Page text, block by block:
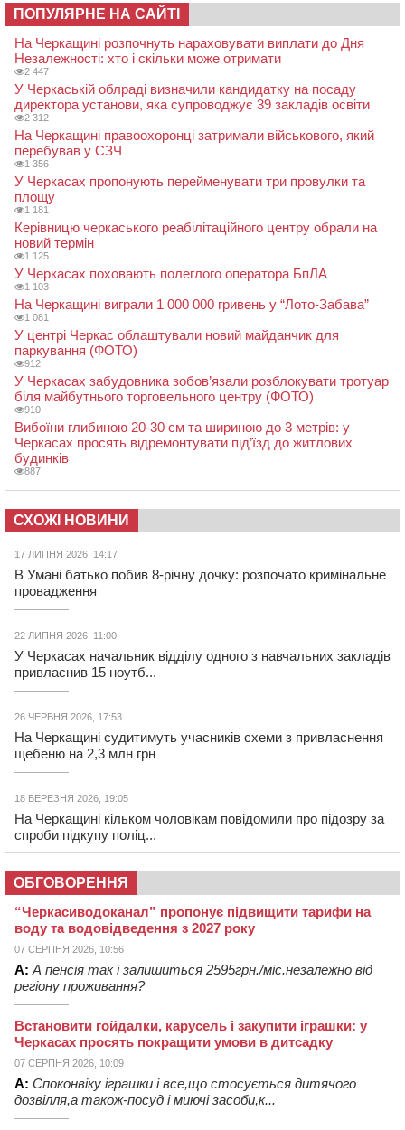
ПОПУЛЯРНЕ НА САЙТІ
На Черкащині розпочнуть нараховувати виплати до Дня
Незалежності: хто і скільки може отримати
2 447
У Черкаській облраді визначили кандидатку на посаду
директора установи, яка супроводжує 39 закладів освіти
2 312
На Черкащині правоохоронці затримали військового, який
перебував у СЗЧ
1 356
У Черкасах пропонують перейменувати три провулки та
площу
1 181
Керівницю черкаського реабілітаційного центру обрали на
новий термін
1 125
У Черкасах поховають полеглого оператора БпЛА
1 103
На Черкащині виграли 1 000 000 гривень у “Лото-Забава”
1 081
У центрі Черкас облаштували новий майданчик для
паркування (ФОТО)
912
У Черкасах забудовника зобов’язали розблокувати тротуар
біля майбутнього торговельного центру (ФОТО)
910
Вибоїни глибиною 20-30 см та шириною до 3 метрів: у
Черкасах просять відремонтувати під’їзд до житлових
будинків
887
СХОЖІ НОВИНИ
17 ЛИПНЯ 2026, 14:17
В Умані батько побив 8-річну дочку: розпочато кримінальне
провадження
22 ЛИПНЯ 2026, 11:00
У Черкасах начальник відділу одного з навчальних закладів
привласнив 15 ноутб...
26 ЧЕРВНЯ 2026, 17:53
На Черкащині судитимуть учасників схеми з привласнення
щебеню на 2,3 млн грн
18 БЕРЕЗНЯ 2026, 19:05
На Черкащині кільком чоловікам повідомили про підозру за
спроби підкупу поліц...
ОБГОВОРЕННЯ
“Черкасиводоканал” пропонує підвищити тарифи на
воду та водовідведення з 2027 року
07 СЕРПНЯ 2026, 10:56
А: А пенсія так і залишиться 2595грн./міс.незалежно від
регіону проживання?
Встановити гойдалки, карусель і закупити іграшки: у
Черкасах просять покращити умови в дитсадку
07 СЕРПНЯ 2026, 10:09
А: Споконвіку іграшки і все,що стосується дитячого
дозвілля,а також-посуд і миючі засоби,к...